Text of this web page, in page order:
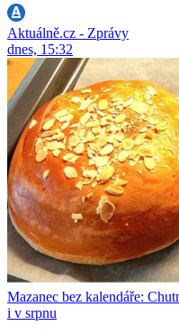
Aktuálně.cz - Zprávy
dnes, 15:32
Mazanec bez kalendáře:
i v srpnu